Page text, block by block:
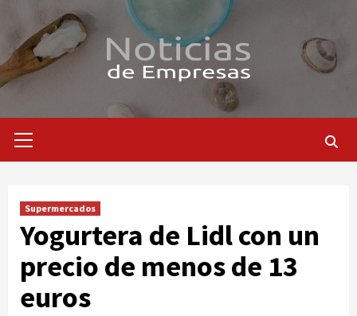
contenido
primario
Supermercados
Yogurtera de Lidl con un
precio de menos de 13
euros